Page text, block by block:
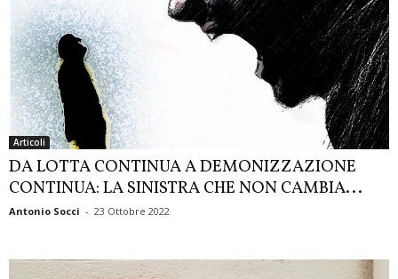
Articoli
DA LOTTA CONTINUA A DEMONIZZAZIONE
CONTINUA: LA SINISTRA CHE NON CAMBIA...
Antonio Socci - 23 Ottobre 2022